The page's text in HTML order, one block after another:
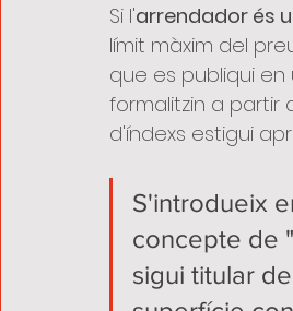
Si l'arrendador és
límit màxim del
que es publiqui
formalitzin a
d'índexs estigui
S'introdueix
concepte de
sigui titular